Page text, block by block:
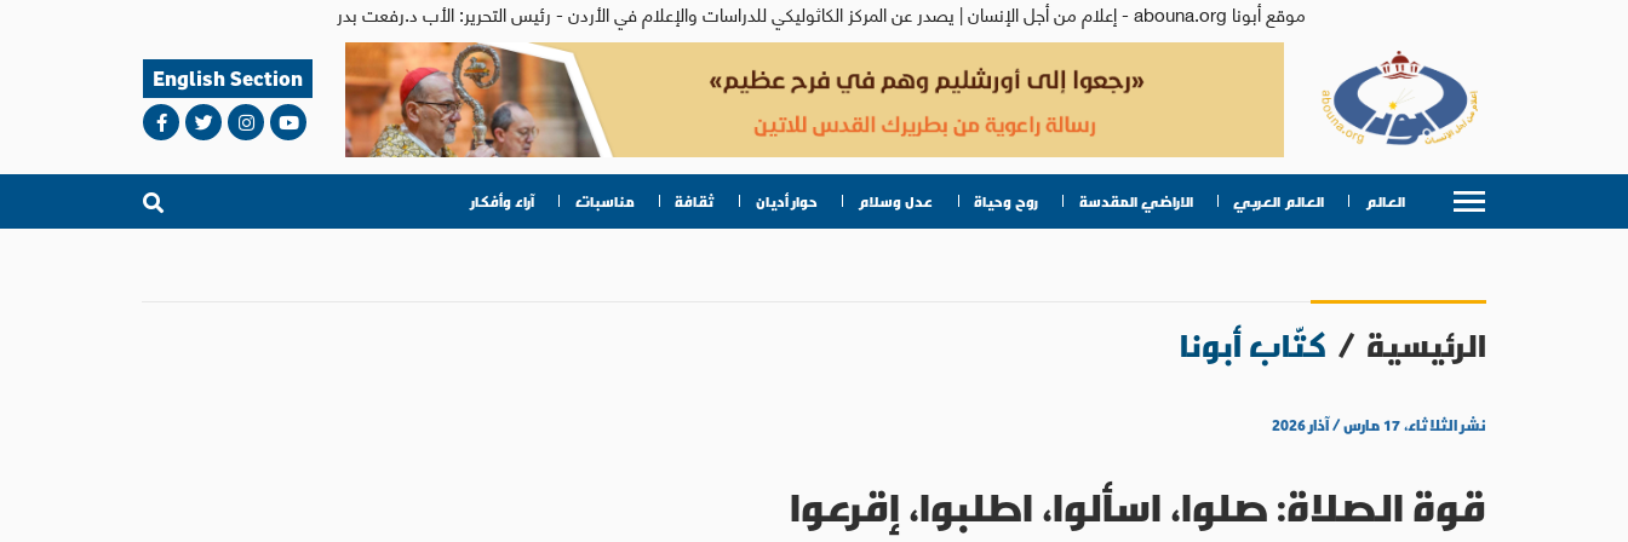
موقع أبونا abouna.org - إعلام من أجل الإنسان | يصدر عن المركز الكاثوليكي للدراسات والإعلام في الأردن - رئيس التحرير: الأب د.رفعت بدر
English Section
العالم العالم العربي الاراضي المقدسة روح وحياة عدل وسلام حوار أديان ثقافة مناسبات آراء وأفكار
الرئيسية / كتّاب أبونا
نشر الثلاثاء، ١٧ مارس / آذار ٢٠٢٦
قوة الصلاة: صلوا، اسألوا، اطلبوا، إقرعوا